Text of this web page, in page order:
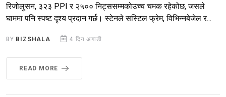
रिजोलुसन, ३२३ PPI र २५०० निट्ससम्मकोउच्च चमक रहेकोछ, जसले
घाममा पनि स्पष्ट दृश्य प्रदान गर्छ। स्टेनले सस्टिल फ्रेम, विभिन्नबेजेल र...
BY BIZSHALA 4 दिन अगाडी
READ MORE